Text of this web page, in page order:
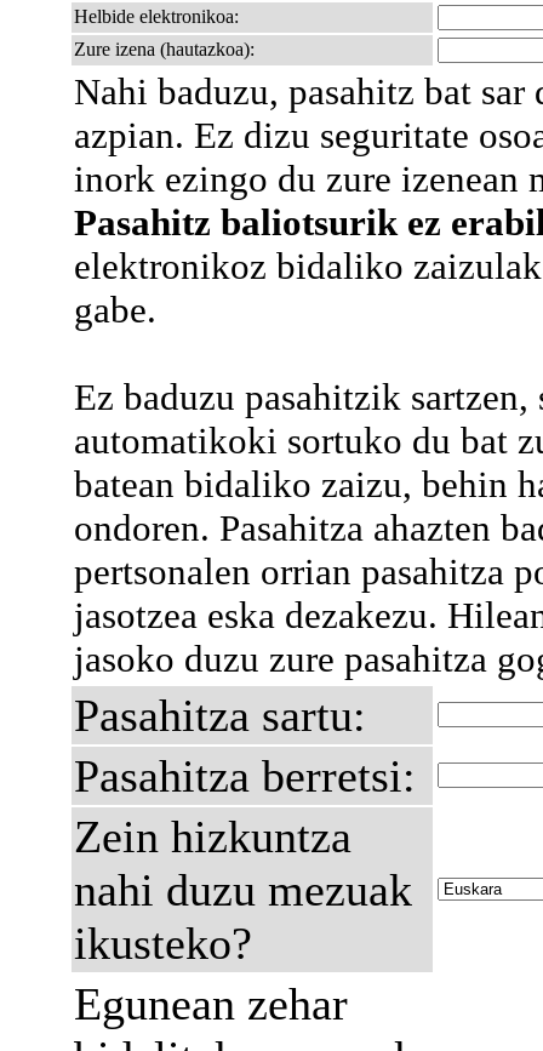
Helbide elektronikoa:
Zure izena (hautazkoa):
Nahi baduzu, pasahitz bat sar
azpian. Ez dizu seguritate
inork ezingo du zure izenean
Pasahitz baliotsurik ez
elektronikoz bidaliko
gabe.
Ez baduzu pasahitzik sartzen,
automatikoki sortuko du bat
batean bidaliko zaizu, behin
ondoren. Pasahitza ahazten
pertsonalen orrian pasahitza
jasotzea eska dezakezu.
jasoko duzu zure pasahitza
Pasahitza sartu:
Pasahitza berretsi:
Zein hizkuntza
nahi duzu mezuak
ikusteko?
Egunean zehar